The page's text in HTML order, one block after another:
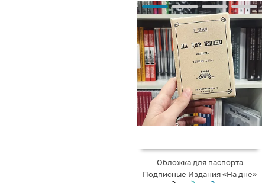
Обложка для паспорта
Подписные Издания «На дне»